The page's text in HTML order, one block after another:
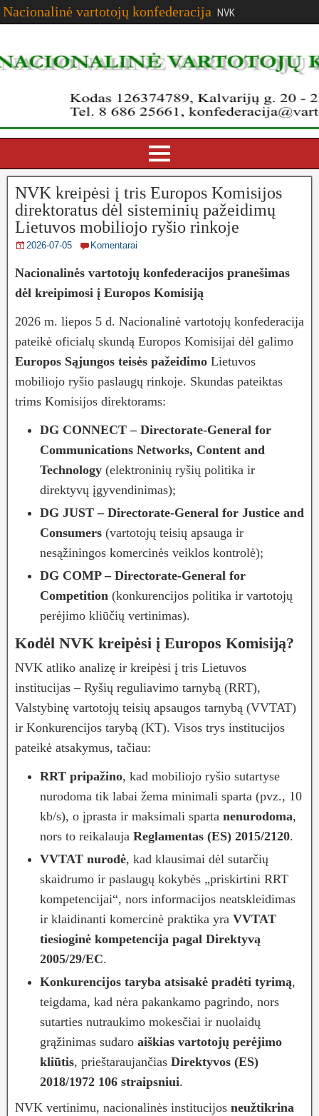
Nacionalinė vartotojų konfederacija NVK
NVK kreipėsi į tris Europos Komisijos
direktoratus dėl sisteminių pažeidimų
Lietuvos mobiliojo ryšio rinkoje
2026-07-05 Komentarai
Nacionalinės vartotojų konfederacijos pranešimas
dėl kreipimosi į Europos Komisiją
2026 m. liepos 5 d. Nacionalinė vartotojų konfederacija
pateikė oficialų skundą Europos Komisijai dėl galimo
Europos Sąjungos teisės pažeidimo Lietuvos
mobiliojo ryšio paslaugų rinkoje. Skundas pateiktas
trims Komisijos direktorams:
DG CONNECT – Directorate‑General for
Communications Networks, Content and
Technology (elektroninių ryšių politika ir
direktyvų įgyvendinimas);
DG JUST – Directorate‑General for Justice and
Consumers (vartotojų teisių apsauga ir
nesąžiningos komercinės veiklos kontrolė);
DG COMP – Directorate‑General for
Competition (konkurencijos politika ir vartotojų
perėjimo kliūčių vertinimas).
Kodėl NVK kreipėsi į Europos Komisiją?
NVK atliko analizę ir kreipėsi į tris Lietuvos
institucijas – Ryšių reguliavimo tarnybą (RRT),
Valstybinę vartotojų teisių apsaugos tarnybą (VVTAT)
ir Konkurencijos tarybą (KT). Visos trys institucijos
pateikė atsakymus, tačiau:
RRT pripažino, kad mobiliojo ryšio sutartyse
nurodoma tik labai žema minimali sparta (pvz., 10
kb/s), o įprasta ir maksimali sparta nenurodoma,
nors to reikalauja Reglamentas (ES) 2015/2120.
VVTAT nurodė, kad klausimai dėl sutarčių
skaidrumo ir paslaugų kokybės „priskirtini RRT
kompetencijai“, nors informacijos neatskleidimas
ir klaidinanti komercinė praktika yra VVTAT
tiesioginė kompetencija pagal Direktyvą
2005/29/EC.
Konkurencijos taryba atsisakė pradėti tyrimą,
teigdama, kad nėra pakankamo pagrindo, nors
sutarties nutraukimo mokesčiai ir nuolaidų
grąžinimas sudaro aiškias vartotojų perėjimo
kliūtis, prieštaraujančias Direktyvos (ES)
2018/1972 106 straipsniui.
NVK vertinimu, nacionalinės institucijos neužtikrina